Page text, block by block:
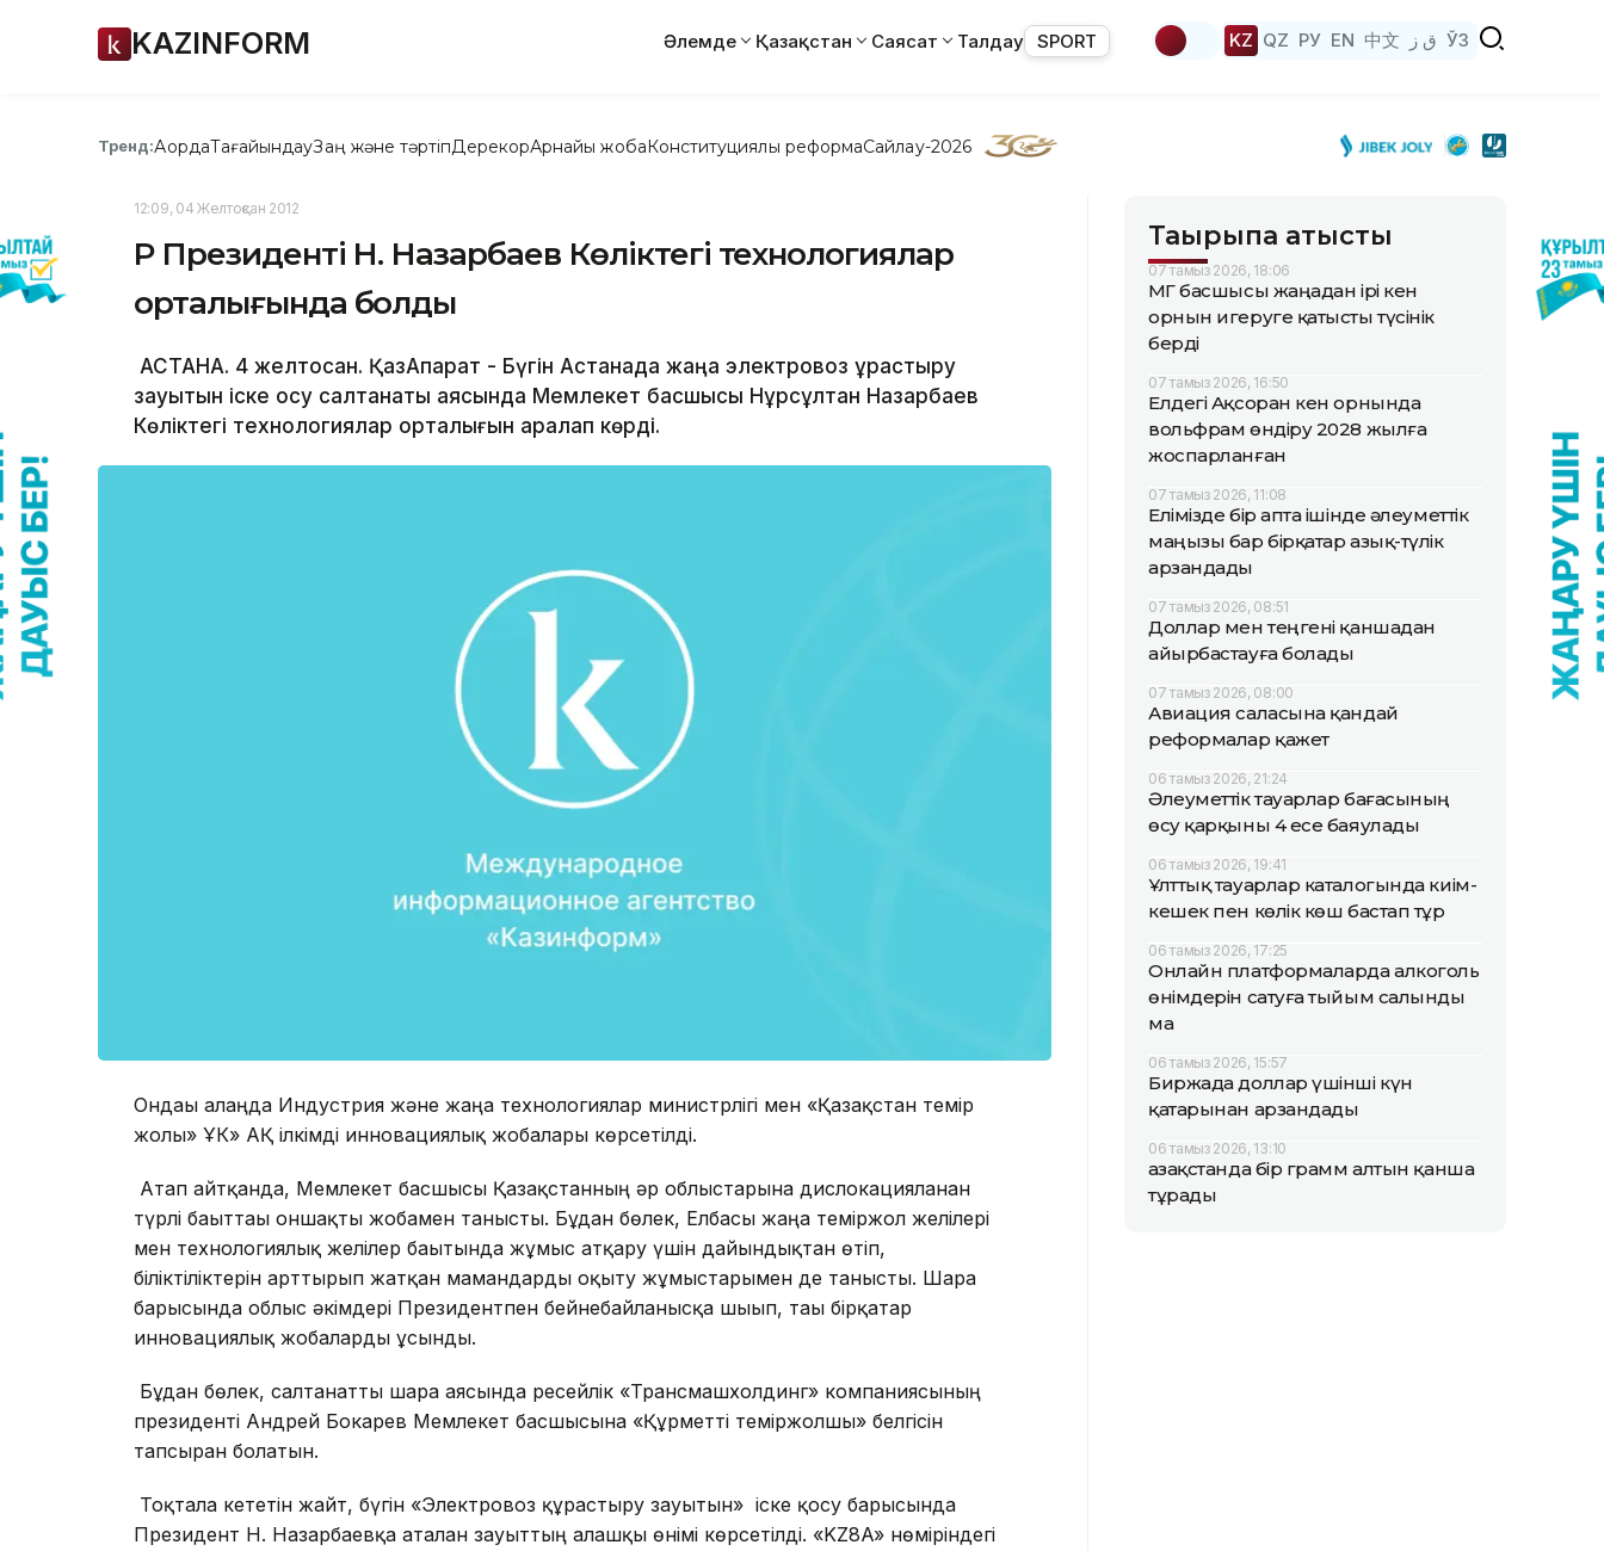
KAZINFORM Әлемде Қазақстан Саясат Талдау SPORT KZ QZ РУ EN 中文 ق ز ЎЗ
Тренд:АқордаТағайындауЗаң және тәртіпДерекқорАрнайы жобаКонституциялық реформаСайлау-2026
12:09, 04 Желтоқсан 2012
ҚР Президенті Н. Назарбаев Көліктегі технологиялар
орталығында болды
АСТАНА. 4 желтоқсан. ҚазАқпарат - Бүгін Астанада жаңа электровоз құрастыру
зауытын іске қосу салтанаты аясында Мемлекет басшысы Нұрсұлтан Назарбаев
Көліктегі технологиялар орталығын аралап көрді.
Ондағы алаңда Индустрия және жаңа технологиялар министрлігі мен «Қазақстан темір
жолы» ҰК» АҚ ілкімді инновациялық жобалары көрсетілді.
Атап айтқанда, Мемлекет басшысы Қазақстанның әр облыстарына дислокацияланған
түрлі бағыттағы оншақты жобамен танысты. Бұдан бөлек, Елбасы жаңа теміржол желілері
мен технологиялық желілер бағытында жұмыс атқару үшін дайындықтан өтіп,
біліктіліктерін арттырып жатқан мамандарды оқыту жұмыстарымен де танысты. Шара
барысында облыс әкімдері Президентпен бейнебайланысқа шығып, тағы бірқатар
инновациялық жобаларды ұсынды.
Бұдан бөлек, салтанатты шара аясында ресейлік «Трансмашхолдинг» компаниясының
президенті Андрей Бокарев Мемлекет басшысына «Құрметті теміржолшы» белгісін
тапсырған болатын.
Тоқтала кететін жайт, бүгін «Электровоз құрастыру зауытын» іске қосу барысында
Президент Н. Назарбаевқа аталған зауыттың алғашқы өнімі көрсетілді. «KZ8A» нөміріндегі
Тақырыпқа қатысты
07 тамыз 2026, 18:06
ҚМГ басшысы жаңадан ірі кен
орнын игеруге қатысты түсінік
берді
07 тамыз 2026, 16:50
Елдегі Ақсоран кен орнында
вольфрам өндіру 2028 жылға
жоспарланған
07 тамыз 2026, 11:08
Елімізде бір апта ішінде әлеуметтік
маңызы бар бірқатар азық-түлік
арзандады
07 тамыз 2026, 08:51
Доллар мен теңгені қаншадан
айырбастауға болады
07 тамыз 2026, 08:00
Авиация саласына қандай
реформалар қажет
06 тамыз 2026, 21:24
Әлеуметтік тауарлар бағасының
өсу қарқыны 4 есе баяулады
06 тамыз 2026, 19:41
Ұлттық тауарлар каталогында киім-
кешек пен көлік көш бастап тұр
06 тамыз 2026, 17:25
Онлайн платформаларда алкоголь
өнімдерін сатуға тыйым салынды
ма
06 тамыз 2026, 15:57
Биржада доллар үшінші күн
қатарынан арзандады
06 тамыз 2026, 13:10
Қазақстанда бір грамм алтын қанша
тұрады